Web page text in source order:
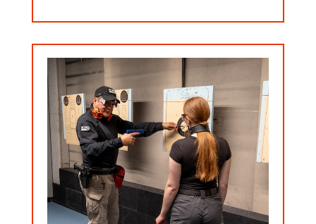
• bei Zeitdisziplinen im Wettkampf die Technik
besser umsetzen?
Dann schaue Dir unser Paket an.
Details